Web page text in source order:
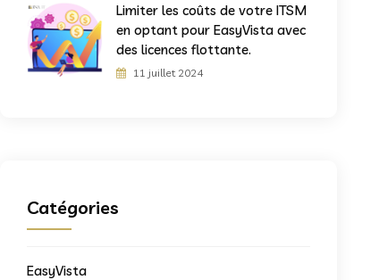
Limiter les coûts de votre ITSM
en optant pour EasyVista avec
des licences flottante.
11 juillet 2024
Catégories
EasyVista